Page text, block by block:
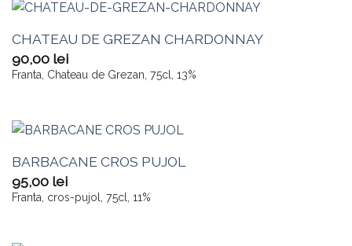
CHATEAU DE GREZAN CHARDONNAY
90,00 lei
Franta, Chateau de Grezan, 75cl, 13%
BARBACANE CROS PUJOL
95,00 lei
Franta, cros-pujol, 75cl, 11%